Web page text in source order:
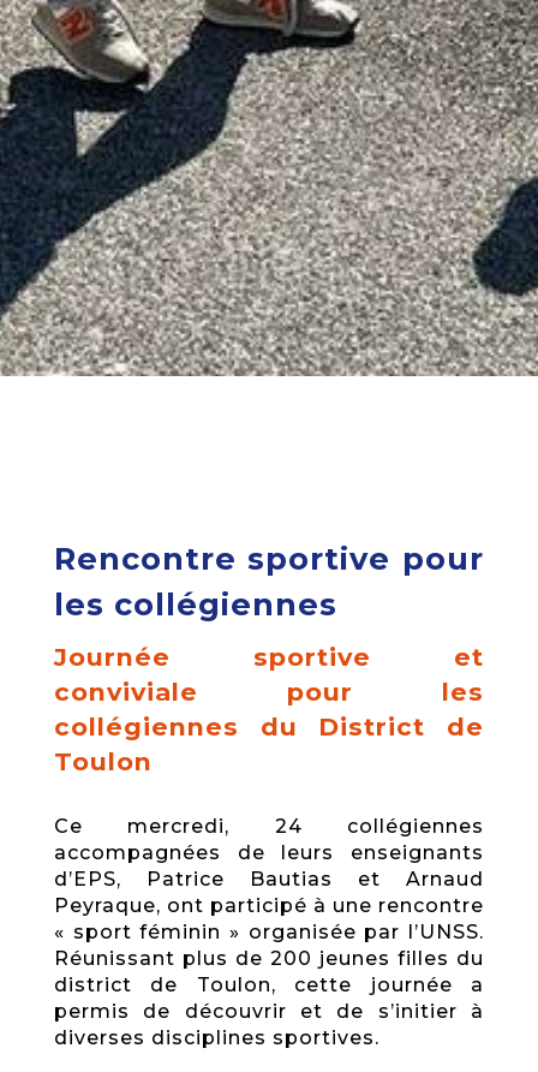
Rencontre sportive pour
les collégiennes
Journée sportive et
conviviale pour les
collégiennes du District de
Toulon
Ce mercredi, 24 collégiennes
accompagnées de leurs enseignants
d’EPS, Patrice Bautias et Arnaud
Peyraque, ont participé à une rencontre
« sport féminin » organisée par l’UNSS.
Réunissant plus de 200 jeunes filles du
district de Toulon, cette journée a
permis de découvrir et de s’initier à
diverses disciplines sportives.